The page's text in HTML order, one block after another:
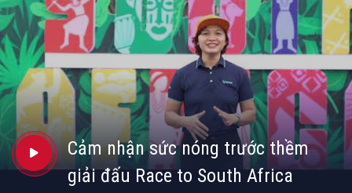
Cảm nhận sức nóng trước thềm
giải đấu Race to South Africa